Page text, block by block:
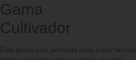
Gama
Esta gama está pensada para cubrir las